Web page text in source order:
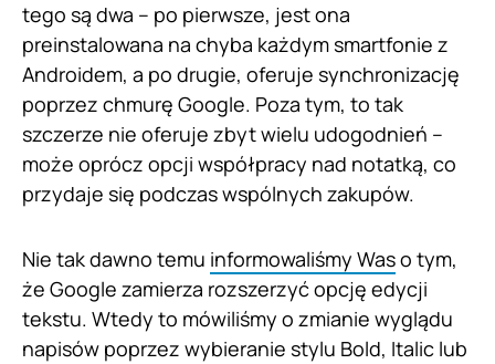
tego są dwa – po pierwsze, jest ona
preinstalowana na chyba każdym smartfonie z
Androidem, a po drugie, oferuje synchronizację
poprzez chmurę Google. Poza tym, to tak
szczerze nie oferuje zbyt wielu udogodnień –
może oprócz opcji współpracy nad notatką, co
przydaje się podczas wspólnych zakupów.
Nie tak dawno temu informowaliśmy Waso tym,
że Google zamierza rozszerzyć opcję edycji
tekstu. Wtedy to mówiliśmy o zmianie wyglądu
napisów poprzez wybieranie stylu Bold, Italic lub